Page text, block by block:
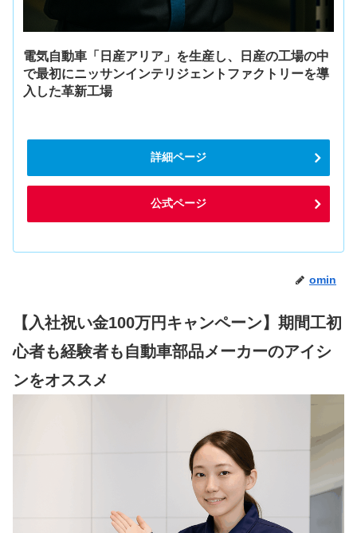
電気自動車「日産アリア」を生産し、日産の工場の中
で最初にニッサンインテリジェントファクトリーを導
入した革新工場
詳細ページ
公式ページ
omin
【入社祝い金100万円キャンペーン】期間工初
心者も経験者も自動車部品メーカーのアイシ
ンをオススメ